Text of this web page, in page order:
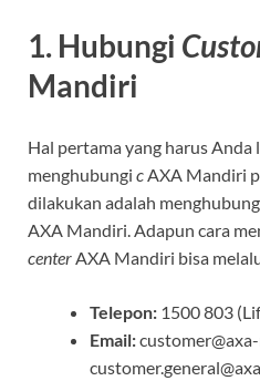
1. Hubungi
Mandiri
Hal pertama yang harus Anda
menghubungi cAXA Mandiri
dilakukan adalah
AXA Mandiri. Adapun cara
centerAXA Mandiri bisa
Telepon: 1500 803
Email: